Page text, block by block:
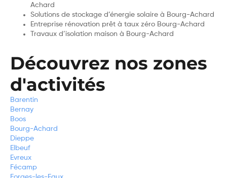
Achard
Solutions de stockage d’énergie solaire à Bourg-Achard
Entreprise rénovation prêt à taux zéro Bourg-Achard
Travaux d’isolation maison à Bourg-Achard
Découvrez nos zones
d'activités
Barentin
Bernay
Boos
Bourg-Achard
Dieppe
Elbeuf
Evreux
Fécamp